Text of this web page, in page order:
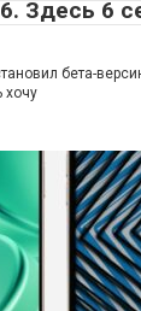
Здесь 6
бета-
хочу